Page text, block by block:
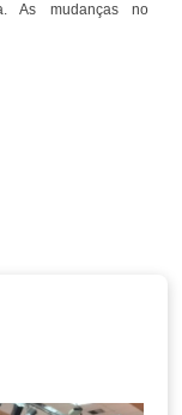
As mudanças no